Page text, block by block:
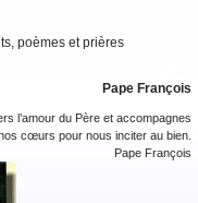
poèmes et prières
Pape François
l’amour du Père et accompagnes
cœurs pour nous inciter au bien.
Pape François